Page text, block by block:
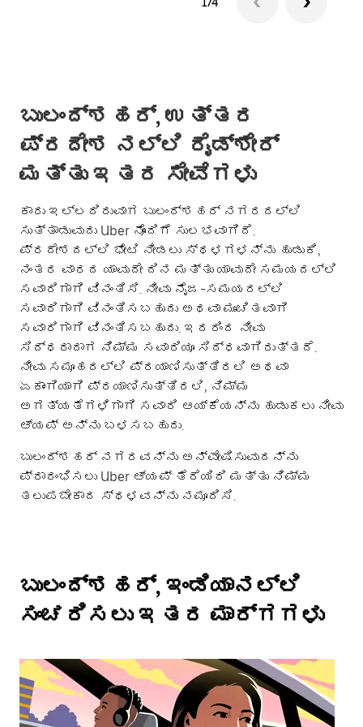
ಬುಲಂದ್‌ಶಹರ್, ಉತ್ತರ
ಪ್ರದೇಶ ನಲ್ಲಿ ರೈಡ್‌ಶೇರ್
ಮತ್ತು ಇತರ ಸೇವೆಗಳು
ಕಾರು ಇಲ್ಲದಿರುವಾಗ ಬುಲಂದ್‌ಶಹರ್ ನಗರದಲ್ಲಿ
ಸುತ್ತಾಡುವುದು Uber ನೊಂದಿಗೆ ಸುಲಭವಾಗಿದೆ.
ಪ್ರದೇಶದಲ್ಲಿ ಭೇಟಿ ನೀಡಲು ಸ್ಥಳಗಳನ್ನು ಹುಡುಕಿ,
ನಂತರ ವಾರದ ಯಾವುದೇ ದಿನ ಮತ್ತು ಯಾವುದೇ ಸಮಯದಲ್ಲಿ
ಸವಾರಿಗಾಗಿ ವಿನಂತಿಸಿ. ನೀವು ನೈಜ-ಸಮಯದಲ್ಲಿ
ಸವಾರಿಗಾಗಿ ವಿನಂತಿಸಬಹುದು ಅಥವಾ ಮುಂಚಿತವಾಗಿ
ಸವಾರಿಗಾಗಿ ವಿನಂತಿಸಬಹುದು. ಇದರಿಂದ ನೀವು
ಸಿದ್ಧರಾದಾಗ ನಿಮ್ಮ ಸವಾರಿಯೂ ಸಿದ್ಧವಾಗಿರುತ್ತದೆ.
ನೀವು ಸಮೂಹದಲ್ಲಿ ಪ್ರಯಾಣಿಸುತ್ತಿರಲಿ ಅಥವಾ
ಏಕಾಂಗಿಯಾಗಿ ಪ್ರಯಾಣಿಸುತ್ತಿರಲಿ, ನಿಮ್ಮ
ಅಗತ್ಯತೆಗಳಿಗಾಗಿ ಸವಾರಿ ಆಯ್ಕೆಯನ್ನು ಹುಡುಕಲು ನೀವು
ಆ್ಯಪ್ ಅನ್ನು ಬಳಸಬಹುದು.
ಬುಲಂದ್‌ಶಹರ್ ನಗರವನ್ನು ಅನ್ವೇಷಿಸುವುದನ್ನು
ಪ್ರಾರಂಭಿಸಲು Uber ಆ್ಯಪ್ ತೆರೆಯಿರಿ ಮತ್ತು ನಿಮ್ಮ
ತಲುಪಬೇಕಾದ ಸ್ಥಳವನ್ನು ನಮೂದಿಸಿ.
ಬುಲಂದ್‌ಶಹರ್, ಇಂಡಿಯಾನಲ್ಲಿ
ಸಂಚರಿಸಲು ಇತರ ಮಾರ್ಗಗಳು